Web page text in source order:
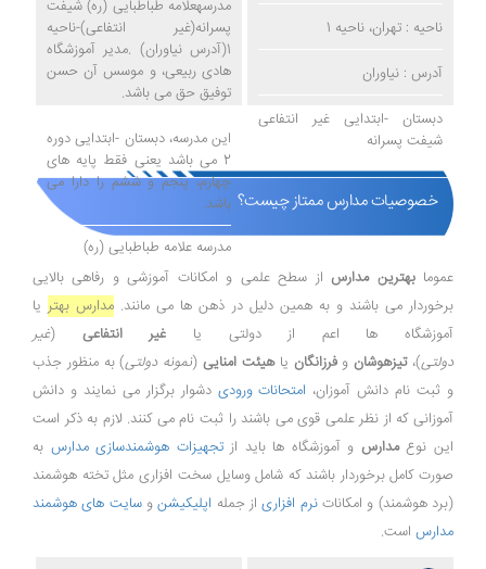
ناحیه : تهران، ناحیه 1
آدرس : نیاوران
دبستان -ابتدایی غیر انتفاعی
شیفت پسرانه
مدرسهعلامه طباطبایی (ره) شیفت
پسرانه(غیر انتفاعی)-ناحیه
1(آدرس نیاوران) .مدیر آموزشگاه
هادی ربیعی، و موسس آن حسن
توفیق حق می باشد.
این مدرسه، دبستان -ابتدایی دوره
2 می باشد یعنی فقط پایه های
چهارم، پنجم و ششم را دارا می
باشد.
مدرسه علامه طباطبایی (ره)
خصوصیات مدارس ممتاز چیست؟
عمومابهترین مدارساز سطح علمی و امکانات آموزشی و رفاهی بالایی
برخوردار می باشند و به همین دلیل در ذهن ها می مانند. مدارس بهتریا
آموزشگاه ها اعم از دولتی یا غیر انتفاعی (غیر
دولتی)،تیزهوشانوفرزانگان یاهیئت امنایی(نمونه دولتی) به منظور جذب
و ثبت نام دانش آموزان، امتحانات ورودی دشوار برگزار می نمایند و دانش
آموزانی که از نظر علمی قوی می باشند را ثبت نام می کنند. لازم به ذکر است
این نوعمدارس و آموزشگاه ها باید ازتجهیزات هوشمندسازی مدارس به
صورت کامل برخوردار باشند که شامل وسایل سخت افزاری مثل تخته هوشمند
(برد هوشمند) و امکاناتنرم افزاریاز جمله اپلیکیشنوسایت های هوشمند
مدارس است.